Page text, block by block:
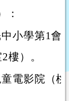
：
小學第1會
樓）。
電影院（